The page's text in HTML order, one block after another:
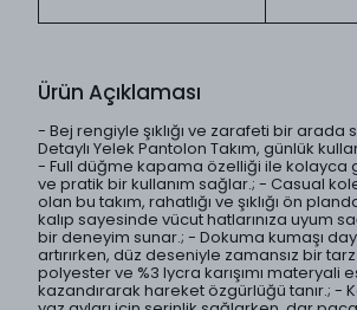
Ürün Açıklaması
- Bej rengiyle şıklığı ve zarafeti bir arada
Detaylı Yelek Pantolon Takım, günlük
- Full düğme kapama özelliği ile kolayca
ve pratik bir kullanım sağlar.; - Casual
olan bu takım, rahatlığı ve şıklığı ön
kalıp sayesinde vücut hatlarınıza uyum
bir deneyim sunar.; - Dokuma kumaşı
artırırken, düz deseniyle zamansız bir
polyester ve %3 lycra karışımı materyali
kazandırarak hareket özgürlüğü tanır.; -